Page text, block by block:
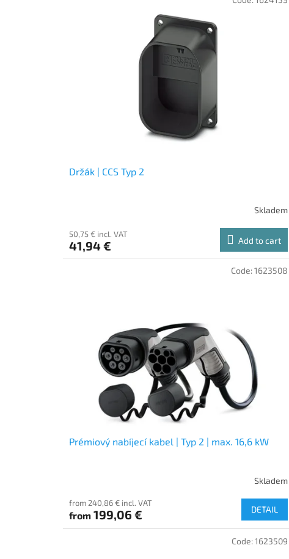
Držák | CCS Typ 2
Skladem
50,75 € incl. VAT
41,94 € Add to cart
Prémiový nabíjecí kabel | Typ 2 | max. 16,6 kW
Skladem
from 240,86 € incl. VAT
from 199,06 € DETAIL
Code:1623508
Code:1623509